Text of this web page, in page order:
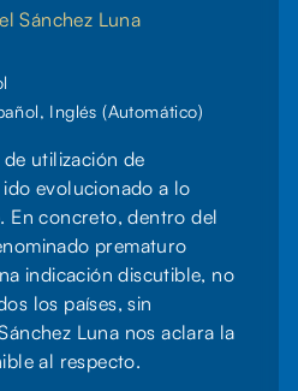
Sánchez Luna
Inglés (Automático)
utilización de
evolucionado a lo
En concreto, dentro del
prematuro
indicación discutible, no
los países, sin
Luna nos aclara la
al respecto.